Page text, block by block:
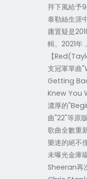
拜下風給予9
泰勒絲生涯
庸置疑是
輯。 2021年
【
支冠軍單曲
Getting
Knew You
濃厚的
曲"22"等原版
歌曲全數重
樂迷的絕不
未曝光金庫
Sheeran再